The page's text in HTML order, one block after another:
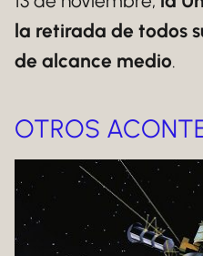
la retirada de todos
de alcance medio.
OTROS